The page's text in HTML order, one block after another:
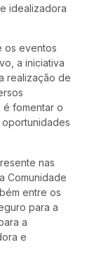
idealizadora
os eventos
a iniciativa
realização de
é fomentar o
nas
Comunidade
entre os
para a
a
e